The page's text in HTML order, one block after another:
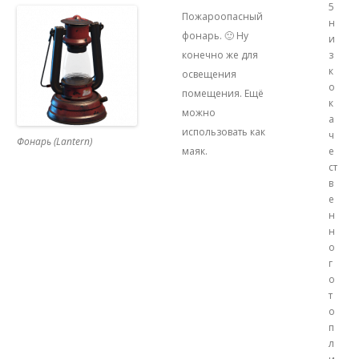
Фонарь (Lantern)
Пожароопасный
фонарь. 🙂 Ну
конечно же для
освещения
помещения. Ещё
можно
использовать как
маяк.
5
н
и
з
к
о
к
а
ч
е
ст
в
е
н
н
о
г
о
т
о
п
л